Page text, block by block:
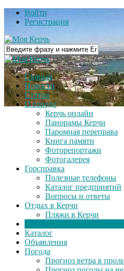
Войти
Регистрация
Главная
Новости
Статьи
О городе
Керчь онлайн
Панорамы Керчи
Паромная переправа
Книга памяти
Фоторепортажи
Фотогалерея
Горсправка
Полезные телефоны
Каталог предприятий
Вопросы и ответы
Отдых в Керчи
Пляжи в Керчи
Каталог
Объявления
Погода
Прогноз ветра в